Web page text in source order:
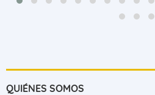
QUIÉNES SOMOS